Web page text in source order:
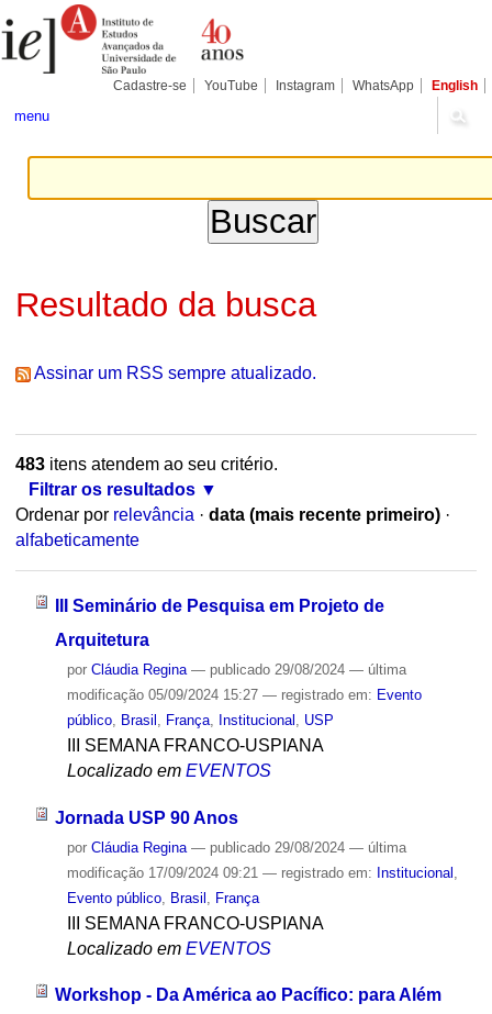
para
conteúdo.
Pessoais
Cadastre-se YouTube Instagram WhatsApp English
menu
Resultado da busca
Assinar um RSS sempre atualizado.
483itens atendem ao seu critério.
Filtrar os resultados
Ordenar por relevância · data (mais recente primeiro) ·
alfabeticamente
III Seminário de Pesquisa em Projeto de
Arquitetura
por Cláudia Regina — publicado29/08/2024 — última
modificação05/09/2024 15:27 — registrado em: Evento
público, Brasil França, Institucional USP
III SEMANA FRANCO-USPIANA
Localizado em EVENTOS
Jornada USP 90 Anos
por Cláudia Regina — publicado29/08/2024 — última
modificação17/09/2024 09:21 — registrado em: Institucional
Evento público, Brasil França
III SEMANA FRANCO-USPIANA
Localizado em EVENTOS
Workshop - Da América ao Pacífico: para Além